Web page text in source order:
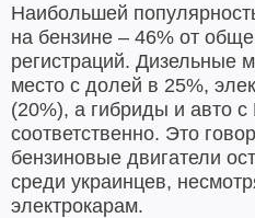
Наибольшей
на бензине – 46% от
регистраций. Дизельные
место с долей в 25%,
(20%), а гибриды и авто
соответственно. Это
бензиновые двигатели
среди украинцев,
электрокарам.